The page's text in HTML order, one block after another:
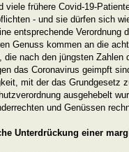
viele frühere Covid-19-
- und sie dürfen sich
entsprechende Verordnung
Genuss kommen an die
die nach den jüngsten
das Coronavirus geimpft
mit der das Grundgesetz
ausgehebelt
und Genüssen
Unterdrückung einer